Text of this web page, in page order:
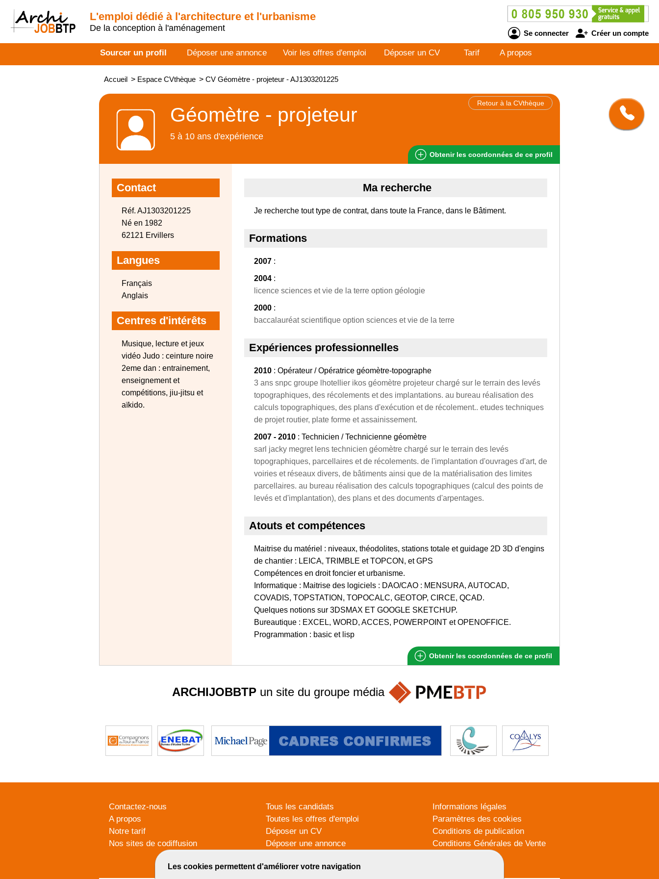
L'emploi dédié à l'architecture et l'urbanisme
De la conception à l'aménagement
Se connecter Créer un compte
Sourcer un profil Déposer une annonce Voir les offres d'emploi Déposer un CV Tarif A propos
Accueil > Espace CVthèque > CV Géomètre - projeteur - AJ1303201225
Retour à la CVthèque
Géomètre - projeteur
5 à 10 ans d'expérience
Obtenir les coordonnées de ce profil
Contact
Réf. AJ1303201225
Né en 1982
62121 Ervillers
Langues
Français
Anglais
Centres d'intérêts
Musique, lecture et jeux
vidéo Judo : ceinture noire
2eme dan : entrainement,
enseignement et
compétitions, jiu-jitsu et
aïkido.
Ma recherche
Je recherche tout type de contrat, dans toute la France, dans le Bâtiment.
Formations
2007 :
2004 :
licence sciences et vie de la terre option géologie
2000 :
baccalauréat scientifique option sciences et vie de la terre
Expériences professionnelles
2010 : Opérateur / Opératrice géomètre-topographe
3 ans snpc groupe lhotellier ikos géomètre projeteur chargé sur le terrain des levés
topographiques, des récolements et des implantations. au bureau réalisation des
calculs topographiques, des plans d'exécution et de récolement.. etudes techniques
de projet routier, plate forme et assainissement.
2007 - 2010 : Technicien / Technicienne géomètre
sarl jacky megret lens technicien géomètre chargé sur le terrain des levés
topographiques, parcellaires et de récolements. de l'implantation d'ouvrages d'art, de
voiries et réseaux divers, de bâtiments ainsi que de la matérialisation des limites
parcellaires. au bureau réalisation des calculs topographiques (calcul des points de
levés et d'implantation), des plans et des documents d'arpentages.
Atouts et compétences
Maitrise du matériel : niveaux, théodolites, stations totale et guidage 2D 3D d'engins
de chantier : LEICA, TRIMBLE et TOPCON, et GPS
Compétences en droit foncier et urbanisme.
Informatique : Maitrise des logiciels : DAO/CAO : MENSURA, AUTOCAD,
COVADIS, TOPSTATION, TOPOCALC, GEOTOP, CIRCE, QCAD.
Quelques notions sur 3DSMAX ET GOOGLE SKETCHUP.
Bureautique : EXCEL, WORD, ACCES, POWERPOINT et OPENOFFICE.
Programmation : basic et lisp
Obtenir les coordonnées de ce profil
Les cookies permettent d'améliorer votre navigation
ARCHIJOBBTPun site du groupe média
Contactez-nous
A propos
Notre tarif
Nos sites de codiffusion
Tous les candidats
Toutes les offres d'emploi
Déposer un CV
Déposer une annonce
Informations légales
Paramètres des cookies
Conditions de publication
Conditions Générales de Vente